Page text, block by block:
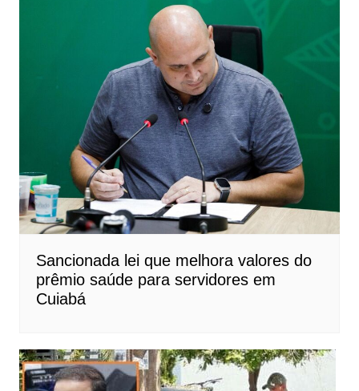
Sancionada lei que melhora valores do
prêmio saúde para servidores em
Cuiabá